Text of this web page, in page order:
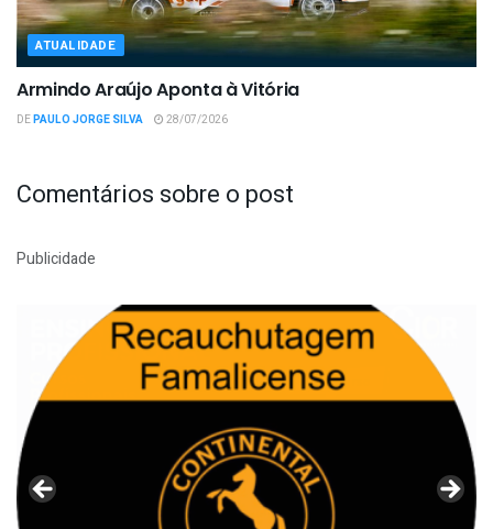
ATUALIDADE
Armindo Araújo Aponta à Vitória
DEPAULO JORGE SILVA 28/07/2026
Comentários sobre o post
Publicidade